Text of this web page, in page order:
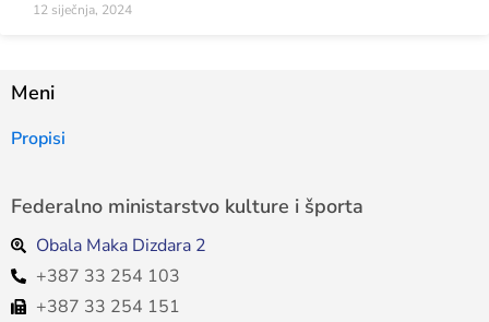
12 siječnja, 2024
Meni
Propisi
Federalno ministarstvo kulture i športa
Obala Maka Dizdara 2
+387 33 254 103
+387 33 254 151